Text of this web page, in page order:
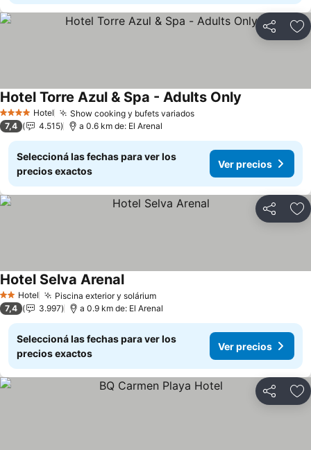
Compartir
4 EstrellasHotel Show cooking y bufets variadosVer precios
Hotel Torre Azul & Spa - Adults Only
7,4 4.515 a 0.6 km de: El Arenal
Seleccioná las fechas para ver los
precios exactos
Ver precios
Compartir
2 Estrellas
Hotel Piscina exterior y soláriumVer precios
Hotel Selva ArenalVer precios
7,4 3.997 a 0.9 km de: El Arenal
Seleccioná las fechas para ver los
precios exactos
Ver precios
Compartir